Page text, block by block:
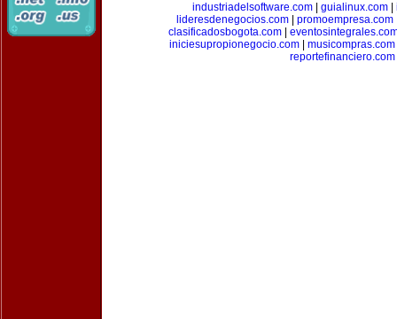
industriadelsoftware.com| guialinux.com|
lideresdenegocios.com
promoempresa.com
clasificadosbogota.com
iniciesupropionegocio.com
musicompras.com
reportefinanciero.com